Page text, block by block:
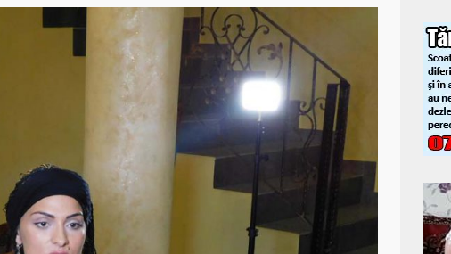
Vrăjitoarea Elena
Vrăjitoarea
Margareta care
lucrează cu 5
tipuri de magie